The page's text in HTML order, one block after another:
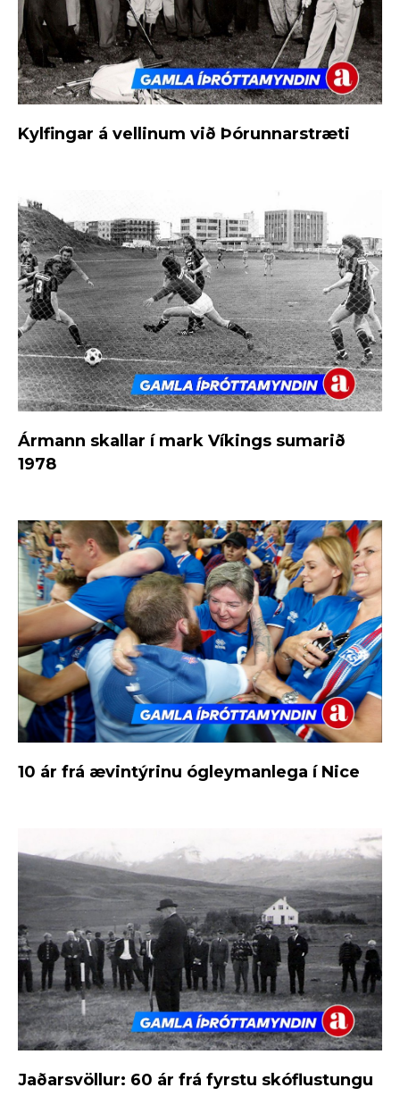
Kylfingar á vellinum við Þórunnarstræti
Ármann skallar í mark Víkings sumarið
1978
10 ár frá ævintýrinu ógleymanlega í Nice
Jaðarsvöllur: 60 ár frá fyrstu skóflustungu